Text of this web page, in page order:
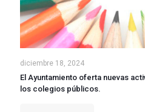
diciembre 18, 2024
El Ayuntamiento oferta nuevas
los colegios públicos.